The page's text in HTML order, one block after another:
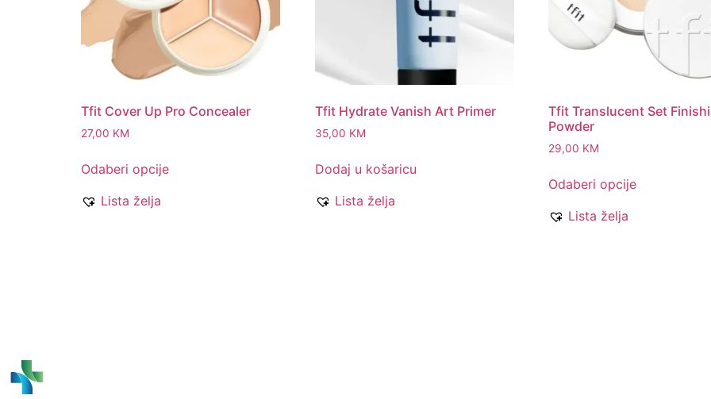
Tfit Cover Up Pro Concealer
27,00 KM
Odaberi opcije
Lista želja
Tfit Hydrate Vanish Art Primer
35,00 KM
Dodaj u košaricu
Lista želja
Tfit Translucent Set
Powder
29,00 KM
Odaberi opcije
Lista želja